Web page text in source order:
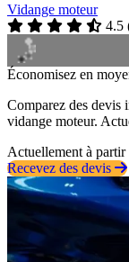
Vidange moteur
4.5
Économisez en
Comparez des devis
vidange moteur.
Actuellement à
Recevez des devis